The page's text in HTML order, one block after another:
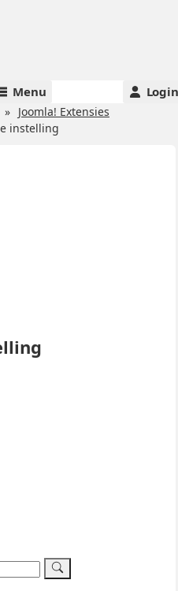
Menu Login
Joomla! Extensies
instelling